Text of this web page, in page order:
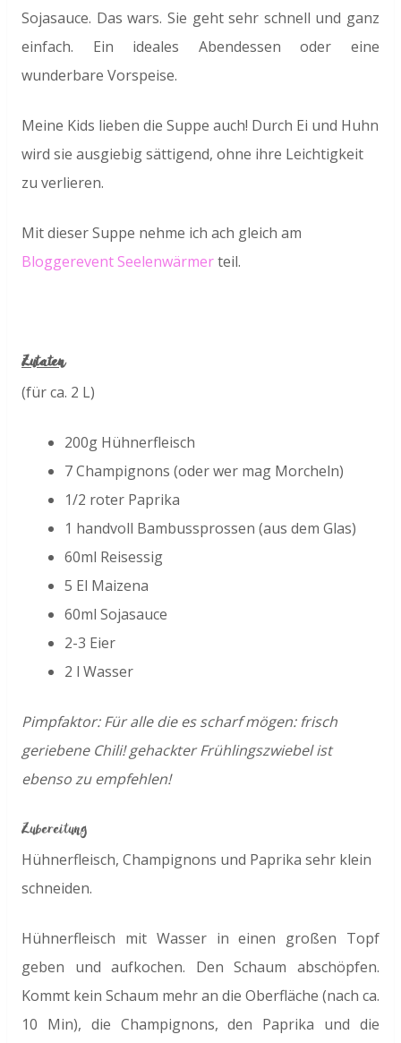
Sojasauce. Das wars. Sie geht sehr schnell und ganz
einfach. Ein ideales Abendessen oder eine
wunderbare Vorspeise.
Meine Kids lieben die Suppe auch! Durch Ei und Huhn
wird sie ausgiebig sättigend, ohne ihre Leichtigkeit
zu verlieren.
Mit dieser Suppe nehme ich ach gleich am
Bloggerevent Seelenwärmerteil.
Zutaten
(für ca. 2 L)
200g Hühnerfleisch
7 Champignons (oder wer mag Morcheln)
1/2 roter Paprika
1 handvoll Bambussprossen (aus dem Glas)
60ml Reisessig
5 El Maizena
60ml Sojasauce
2-3 Eier
2 l Wasser
Pimpfaktor: Für alle die es scharf mögen: frisch
geriebene Chili! gehackter Frühlingszwiebel ist
ebenso zu empfehlen!
Zubereitung
Hühnerfleisch, Champignons und Paprika sehr klein
schneiden.
Hühnerfleisch mit Wasser in einen großen Topf
geben und aufkochen. Den Schaum abschöpfen.
Kommt kein Schaum mehr an die Oberfläche (nach ca.
10 Min), die Champignons, den Paprika und die